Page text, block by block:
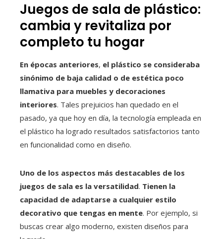
Juegos de sala de plástico:
cambia y revitaliza por
completo tu hogar
En épocas anteriores, el plástico se consideraba
sinónimo de baja calidad o de estética poco
llamativa para muebles y decoraciones
interiores. Tales prejuicios han quedado en el
pasado, ya que hoy en día, la tecnología empleada en
el plástico ha logrado resultados satisfactorios tanto
en funcionalidad como en diseño.
Uno de los aspectos más destacables de los
juegos de sala es la versatilidad. Tienen la
capacidad de adaptarse a cualquier estilo
decorativo que tengas en mente. Por ejemplo, si
buscas crear algo moderno, existen diseños para